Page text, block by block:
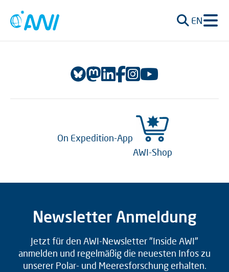
EN
On Expedition-App
AWI-Shop
Newsletter Anmeldung
Jetzt für den AWI-Newsletter "Inside AWI"
anmelden und regelmäßig die neuesten Infos zu
unserer Polar- und Meeresforschung erhalten.